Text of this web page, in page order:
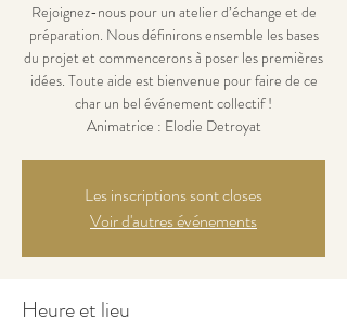
Rejoignez-nous pour un atelier d’échange et de
préparation. Nous définirons ensemble les bases
du projet et commencerons à poser les premières
idées. Toute aide est bienvenue pour faire de ce
char un bel événement collectif !
Animatrice : Elodie Detroyat
Les inscriptions sont closes
Voir d'autres événements
Heure et lieu